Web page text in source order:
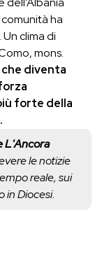
ha
clima di
mons.
diventa
forte della
L'Ancora
le notizie
reale, sui
in Diocesi.